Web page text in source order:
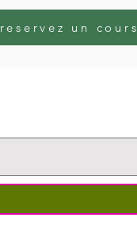
reservez un cours